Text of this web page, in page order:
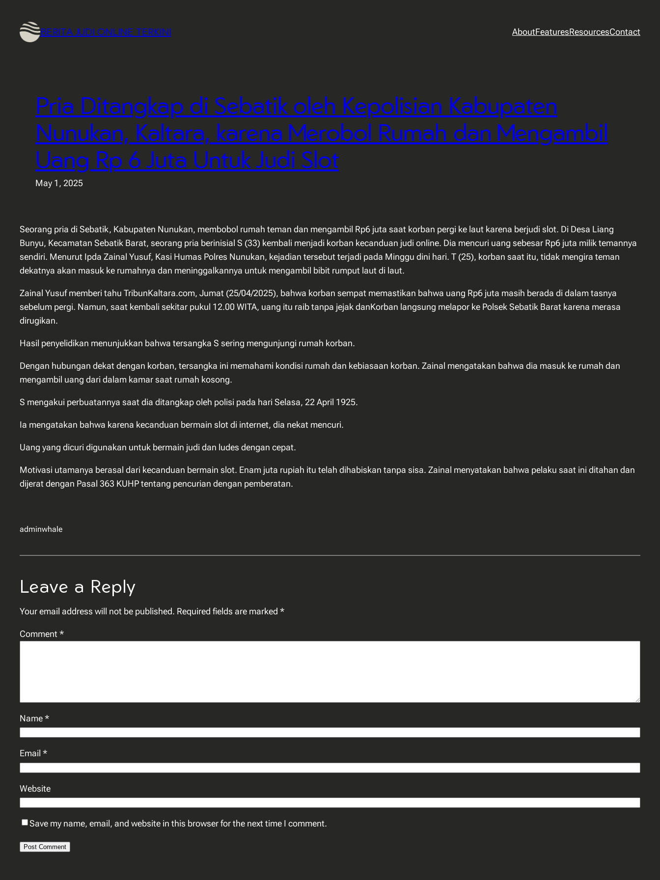
content
BERITA JUDI ONLINE TERKINI AboutFeaturesResourcesContact
Pria Ditangkap di Sebatik oleh Kepolisian Kabupaten
Nunukan, Kaltara, karena Merobol Rumah dan Mengambil
Uang Rp 6 Juta Untuk Judi Slot
May 1, 2025
Seorang pria di Sebatik, Kabupaten Nunukan, membobol rumah teman dan mengambil Rp6 juta saat korban pergi ke laut karena berjudi slot. Di Desa Liang
Bunyu, Kecamatan Sebatik Barat, seorang pria berinisial S (33) kembali menjadi korban kecanduan judi online. Dia mencuri uang sebesar Rp6 juta milik temannya
sendiri. Menurut Ipda Zainal Yusuf, Kasi Humas Polres Nunukan, kejadian tersebut terjadi pada Minggu dini hari. T (25), korban saat itu, tidak mengira teman
dekatnya akan masuk ke rumahnya dan meninggalkannya untuk mengambil bibit rumput laut di laut.
Zainal Yusuf memberi tahu TribunKaltara.com, Jumat (25/04/2025), bahwa korban sempat memastikan bahwa uang Rp6 juta masih berada di dalam tasnya
sebelum pergi. Namun, saat kembali sekitar pukul 12.00 WITA, uang itu raib tanpa jejak danKorban langsung melapor ke Polsek Sebatik Barat karena merasa
dirugikan.
Hasil penyelidikan menunjukkan bahwa tersangka S sering mengunjungi rumah korban.
Dengan hubungan dekat dengan korban, tersangka ini memahami kondisi rumah dan kebiasaan korban. Zainal mengatakan bahwa dia masuk ke rumah dan
mengambil uang dari dalam kamar saat rumah kosong.
S mengakui perbuatannya saat dia ditangkap oleh polisi pada hari Selasa, 22 April 1925.
Ia mengatakan bahwa karena kecanduan bermain slot di internet, dia nekat mencuri.
Uang yang dicuri digunakan untuk bermain judi dan ludes dengan cepat.
Motivasi utamanya berasal dari kecanduan bermain slot. Enam juta rupiah itu telah dihabiskan tanpa sisa. Zainal menyatakan bahwa pelaku saat ini ditahan dan
dijerat dengan Pasal 363 KUHP tentang pencurian dengan pemberatan.
adminwhale
Leave a Reply
Your email address will not be published. Required fields are marked *
Comment*
Name*
Email *
Website
Save my name, email, and website in this browser for the next time I comment.